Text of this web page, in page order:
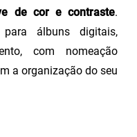
de cor e contraste.
álbuns digitais,
com nomeação
a organização do seu